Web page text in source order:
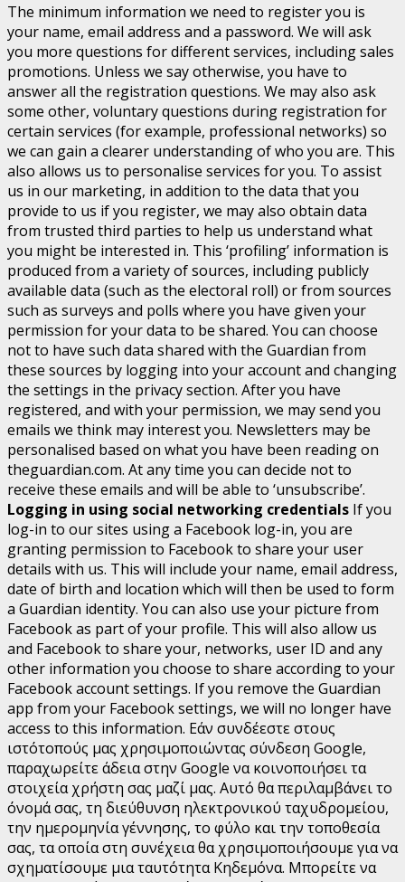
The minimum information we need to register you is
your name, email address and a password. We will ask
you more questions for different services, including sales
promotions. Unless we say otherwise, you have to
answer all the registration questions. We may also ask
some other, voluntary questions during registration for
certain services (for example, professional networks) so
we can gain a clearer understanding of who you are. This
also allows us to personalise services for you. To assist
us in our marketing, in addition to the data that you
provide to us if you register, we may also obtain data
from trusted third parties to help us understand what
you might be interested in. This ‘profiling’ information is
produced from a variety of sources, including publicly
available data (such as the electoral roll) or from sources
such as surveys and polls where you have given your
permission for your data to be shared. You can choose
not to have such data shared with the Guardian from
these sources by logging into your account and changing
the settings in the privacy section. After you have
registered, and with your permission, we may send you
emails we think may interest you. Newsletters may be
personalised based on what you have been reading on
theguardian.com. At any time you can decide not to
receive these emails and will be able to ‘unsubscribe’.
Logging in using social networking credentials If you
log-in to our sites using a Facebook log-in, you are
granting permission to Facebook to share your user
details with us. This will include your name, email address,
date of birth and location which will then be used to form
a Guardian identity. You can also use your picture from
Facebook as part of your profile. This will also allow us
and Facebook to share your, networks, user ID and any
other information you choose to share according to your
Facebook account settings. If you remove the Guardian
app from your Facebook settings, we will no longer have
access to this information. Εάν συνδέεστε στους
ιστότοπούς μας χρησιμοποιώντας σύνδεση Google,
παραχωρείτε άδεια στην Google να κοινοποιήσει τα
στοιχεία χρήστη σας μαζί μας. Αυτό θα περιλαμβάνει το
όνομά σας, τη διεύθυνση ηλεκτρονικού ταχυδρομείου,
την ημερομηνία γέννησης, το φύλο και την τοποθεσία
σας, τα οποία στη συνέχεια θα χρησιμοποιήσουμε για να
σχηματίσουμε μια ταυτότητα Κηδεμόνα. Μπορείτε να